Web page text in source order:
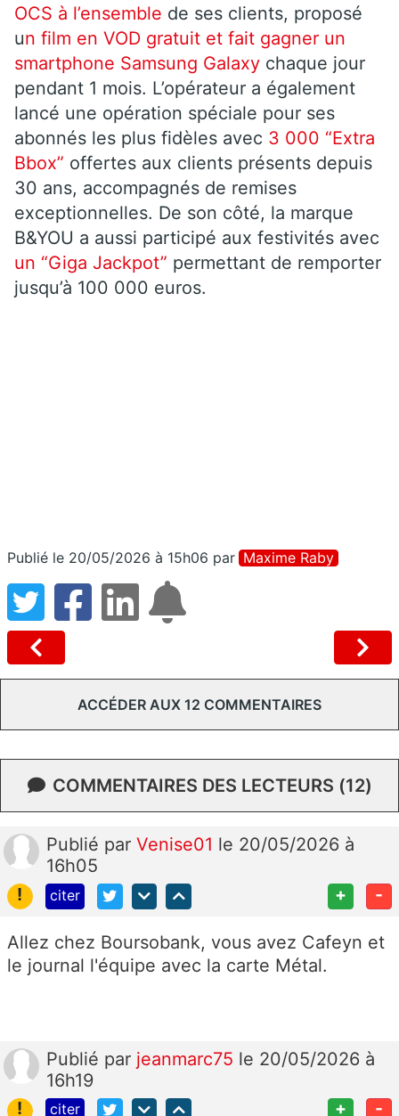
OCS à l’ensemble de ses clients, proposé
un film en VOD gratuit et fait gagner un
smartphone Samsung Galaxy chaque jour
pendant 1 mois. L’opérateur a également
lancé une opération spéciale pour ses
abonnés les plus fidèles avec 3 000 “Extra
Bbox” offertes aux clients présents depuis
30 ans, accompagnés de remises
exceptionnelles. De son côté, la marque
B&YOU a aussi participé aux festivités avec
un “Giga Jackpot” permettant de remporter
jusqu’à 100 000 euros.
Publié le 20/05/2026 à 15h06 par Maxime Raby
ACCÉDER AUX 12 COMMENTAIRES
COMMENTAIRES DES LECTEURS (12)
Publié par Venise01 le 20/05/2026 à
16h05
!
citer + -
Allez chez Boursobank, vous avez Cafeyn et
le journal l'équipe avec la carte Métal.
Publié par jeanmarc75 le 20/05/2026 à
16h19
!
citer + -